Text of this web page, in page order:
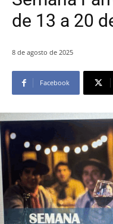
de 13 a 20
8 de agosto de 2025
Facebook